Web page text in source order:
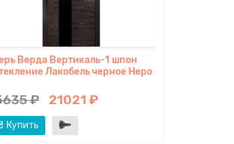
Верда Вертикаль-1 шпон
Лакобель черное Неро
₽ 21021 ₽
Купить